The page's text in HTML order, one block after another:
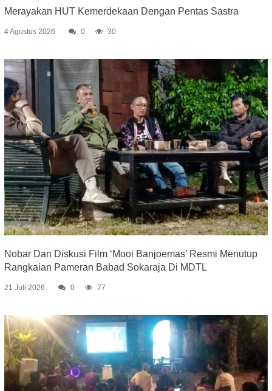
Merayakan HUT Kemerdekaan Dengan Pentas Sastra
4 Agustus 2026 0 30
Nobar Dan Diskusi Film ‘Mooi Banjoemas’ Resmi Menutup
Rangkaian Pameran Babad Sokaraja Di MDTL
21 Juli 2026 0 77